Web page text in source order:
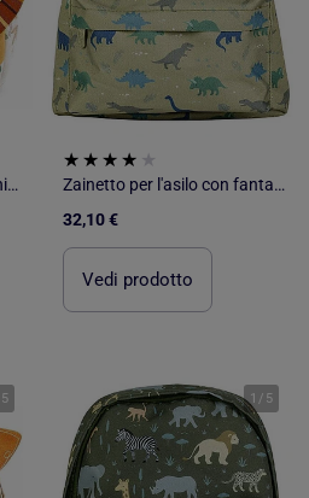
Zainetto animale per asilo nido e scuola materna | Sassi Junior
Zainetto per l'asilo con fantasie giocose | A Little Lovely Company
32,10 €
Vedi prodotto
5 1 / 5